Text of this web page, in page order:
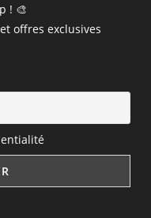
! 🎨
offres exclusives